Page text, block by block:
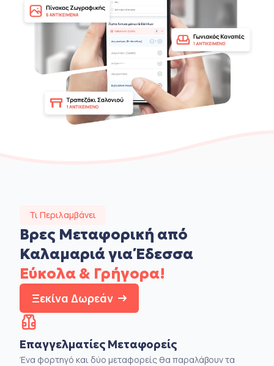
Τι Περιλαμβάνει
Βρες Μεταφορική από
Καλαμαριά για Έδεσσα
Εύκολα & Γρήγορα!
Ξεκίνα Δωρεάν
Επαγγελματίες Μεταφορείς
Ένα φορτηγό και δύο μεταφορείς θα παραλάβουν τα